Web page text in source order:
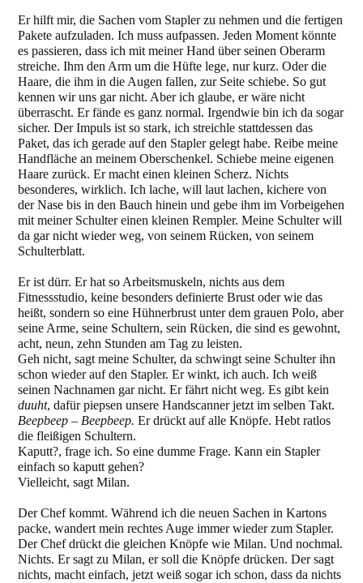
Er hilft mir, die Sachen vom Stapler zu nehmen und die fertigen
Pakete aufzuladen. Ich muss aufpassen. Jeden Moment könnte
es passieren, dass ich mit meiner Hand über seinen Oberarm
streiche. Ihm den Arm um die Hüfte lege, nur kurz. Oder die
Haare, die ihm in die Augen fallen, zur Seite schiebe. So gut
kennen wir uns gar nicht. Aber ich glaube, er wäre nicht
überrascht. Er fände es ganz normal. Irgendwie bin ich da sogar
sicher. Der Impuls ist so stark, ich streichle stattdessen das
Paket, das ich gerade auf den Stapler gelegt habe. Reibe meine
Handfläche an meinem Oberschenkel. Schiebe meine eigenen
Haare zurück. Er macht einen kleinen Scherz. Nichts
besonderes, wirklich. Ich lache, will laut lachen, kichere von
der Nase bis in den Bauch hinein und gebe ihm im Vorbeigehen
mit meiner Schulter einen kleinen Rempler. Meine Schulter will
da gar nicht wieder weg, von seinem Rücken, von seinem
Schulterblatt.
Er ist dürr. Er hat so Arbeitsmuskeln, nichts aus dem
Fitnessstudio, keine besonders definierte Brust oder wie das
heißt, sondern so eine Hühnerbrust unter dem grauen Polo, aber
seine Arme, seine Schultern, sein Rücken, die sind es gewohnt,
acht, neun, zehn Stunden am Tag zu leisten.
Geh nicht, sagt meine Schulter, da schwingt seine Schulter ihn
schon wieder auf den Stapler. Er winkt, ich auch. Ich weiß
seinen Nachnamen gar nicht. Er fährt nicht weg. Es gibt kein
duuht, dafür piepsen unsere Handscanner jetzt im selben Takt.
Beepbeep – Beepbeep. Er drückt auf alle Knöpfe. Hebt ratlos
die fleißigen Schultern.
Kaputt?, frage ich. So eine dumme Frage. Kann ein Stapler
einfach so kaputt gehen?
Vielleicht, sagt Milan.
Der Chef kommt. Während ich die neuen Sachen in Kartons
packe, wandert mein rechtes Auge immer wieder zum Stapler.
Der Chef drückt die gleichen Knöpfe wie Milan. Und nochmal.
Nichts. Er sagt zu Milan, er soll die Knöpfe drücken. Der sagt
nichts, macht einfach, jetzt weiß sogar ich schon, dass da nichts